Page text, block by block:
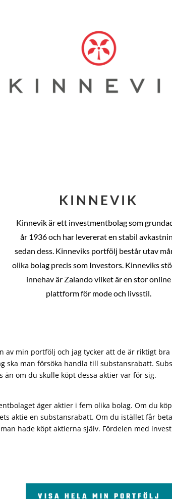
KINNEVIK
Kinnevik är ett investmentbolag som
år 1936 och har levererat en stabil
sedan dess. Kinneviks portfölj består utav
olika bolag precis som Investors. Kinneviks
innehav är Zalando vilket är en stor online
plattform för mode och livsstil.
av min portfölj och jag tycker att de är riktigt
ska man försöka handla till substansrabatt.
om du skulle köpt dessa aktier var för sig.
äger aktier i fem olika bolag. Om du
aktie en substansrabatt. Om du istället får
hade köpt aktierna själv. Fördelen med
VISA HELA MIN PORTFÖLJ